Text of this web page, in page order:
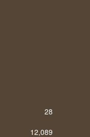
28
12,089